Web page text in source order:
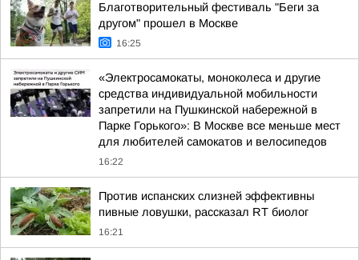
Благотворительный фестиваль "Беги за
другом" прошел в Москве
16:25
«Электросамокаты, моноколеса и другие
средства индивидуальной мобильности
запретили на Пушкинской набережной в
Парке Горького»: В Москве все меньше мест
для любителей самокатов и велосипедов
16:22
Против испанских слизней эффективны
пивные ловушки, рассказал RT биолог
16:21